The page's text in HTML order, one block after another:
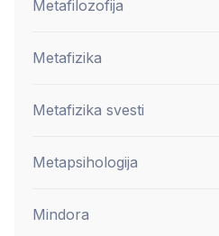
Metafilozofija
Metafizika
Metafizika svesti
Metapsihologija
Mindora